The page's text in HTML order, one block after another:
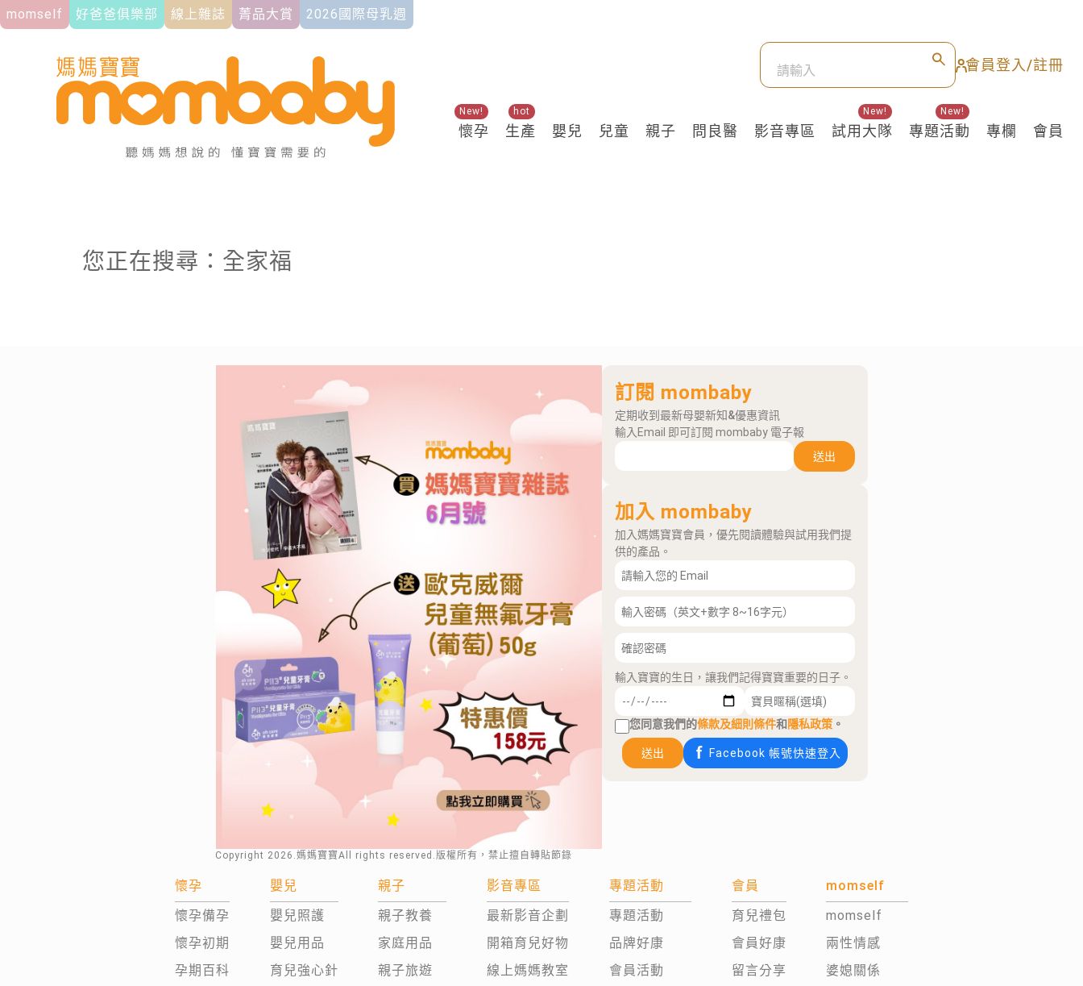
momself 好爸爸俱樂部 線上雜誌 菁品大賞 2026國際母乳週
會員登入/註冊
懷孕
New!
生產
hot
嬰兒 兒童 親子 問良醫 影音專區 試用大隊
New!
專題活動
New!
專欄 會員
關鍵熱搜
您正在搜尋：全家福
Copyright 2026 .媽媽寶寶All rights reserved.版權所有，禁止擅自轉貼節錄
訂閱 mombaby
定期收到最新母嬰新知&優惠資訊
輸入Email 即可訂閱 mombaby 電子報
送出
加入 mombaby
加入媽媽寶寶會員，優先閱讀體驗與試用我們提
供的產品。
輸入寶寶的生日，讓我們記得寶寶重要的日子。
您同意我們的條款及細則條件和隱私政策 。
送出 Facebook 帳號快速登入
懷孕
懷孕備孕
懷孕初期
孕期百科
嬰兒
嬰兒照護
嬰兒用品
育兒強心針
親子
親子教養
家庭用品
親子旅遊
影音專區
最新影音企劃
開箱育兒好物
線上媽媽教室
專題活動
專題活動
品牌好康
會員活動
會員
育兒禮包
會員好康
留言分享
momself
momself
兩性情感
婆媳關係